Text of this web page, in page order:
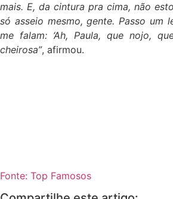
mais. E, da cintura pra cima, não
só asseio mesmo, gente. Passo um
me falam: ‘Ah, Paula, que nojo,
cheirosa”, afirmou.
Fonte: Top Famosos